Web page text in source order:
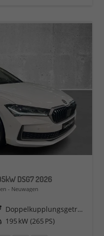
DSG7 2026
Neuwagen
Doppelkupplungsgetriebe (DSG)
195 kW (265 PS)